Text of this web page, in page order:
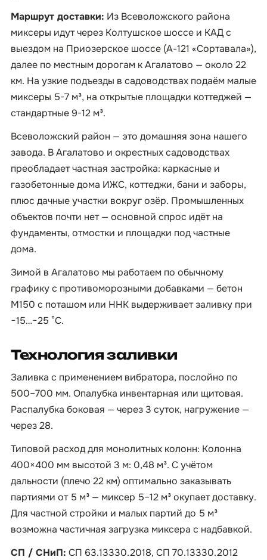
Маршрут доставки: Из Всеволожского района
миксеры идут через Колтушское шоссе и КАД с
выездом на Приозерское шоссе (А-121 «Сортавала»),
далее по местным дорогам к Агалатово — около 22
км. На узкие подъезды в садоводствах подаём малые
миксеры 5-7 м³, на открытые площадки коттеджей —
стандартные 9-12 м³.
Всеволожский район — это домашняя зона нашего
завода. В Агалатово и окрестных садоводствах
преобладает частная застройка: каркасные и
газобетонные дома ИЖС, коттеджи, бани и заборы,
плюс дачные участки вокруг озёр. Промышленных
объектов почти нет — основной спрос идёт на
фундаменты, отмостки и площадки под частные
дома.
Зимой в Агалатово мы работаем по обычному
графику с противоморозными добавками — бетон
М150 с поташом или ННК выдерживает заливку при
−15…−25 °C.
Технология заливки
Заливка с применением вибратора, послойно по
500–700 мм. Опалубка инвентарная или щитовая.
Распалубка боковая — через 3 суток, нагружение —
через 28.
Типовой расход для монолитных колонн: Колонна
400×400 мм высотой 3 м: 0,48 м³. С учётом
дальности (плечо 22 км) оптимально заказывать
партиями от 5 м³ — миксер 5–12 м³ окупает доставку.
Для частной стройки и малых партий до 5 м³
возможна частичная загрузка миксера с надбавкой.
СП / СНиП: СП 63.13330.2018, СП 70.13330.2012